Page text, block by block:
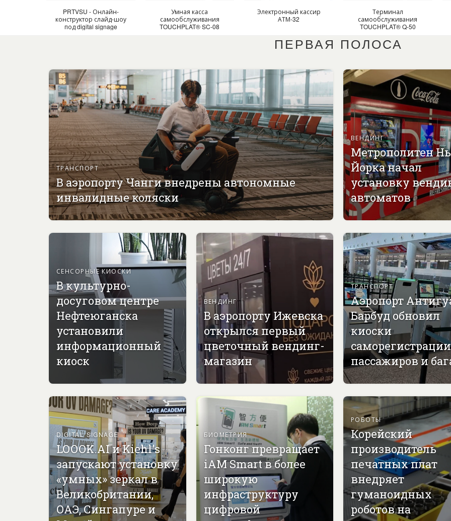
PRTVSU - Онлайн-
конструктор слайд-шоу
под digital signage
Умная касса
самообслуживания
TOUCHPLAT® SC-08
Электронный кассир
АТМ-32
Терминал
самообслуживания
TOUCHPLAT® Q-50
ПЕРВАЯ ПОЛОСА
ТРАНСПОРТ
В аэропорту Чанги внедрены автономные
инвалидные коляски
ВЕНДИНГ
Метрополитен
Йорка начал
установку
автоматов
СЕНСОРНЫЕ КИОСКИ
В культурно-
досуговом центре
Нефтеюганска
установили
информационный
киоск
ВЕНДИНГ
В аэропорту Ижевска
открылся первый
цветочный вендинг-
магазин
ТРАНСПОРТ
Аэропорт
Барбуд обновил
киоски
саморегистрации
пассажиров и
DIGITAL SIGNAGE
LOOOK.AI и Kiehl's
запускают установку
«умных» зеркал в
Великобритании,
ОАЭ, Сингапуре и
БИОМЕТРИЯ
Гонконг превращает
iAM Smart в более
широкую
инфраструктуру
цифровой
РОБОТЫ
Корейский
производитель
печатных плат
внедряет
гуманоидных
роботов на